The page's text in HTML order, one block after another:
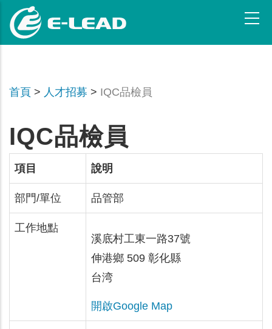
首頁 > 人才招募 > IQC品檢員
IQC品檢員
項目 說明
部門/單位 品管部
工作地點
溪底村工東一路37號
伸港鄉 509 彰化縣
台湾
開啟Google Map